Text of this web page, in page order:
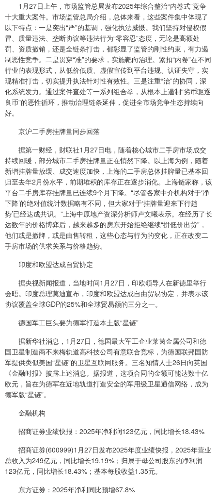
1月27日上午，市场监管总局发布2025年综合整治“内卷式”竞争
十大重大案件。市场监管总局介绍，总体来看，这些案件集中体现了
以下特点：一是突出“严”的基调，强化执法威慑。我们坚持对侵权假
冒、质量违法、垄断协议等违法行为“零容忍”态度，无论是高额处
罚、资质撤销，还是全链条打击，都彰显了监管的刚性约束，有力遏
制恶性竞争。二是贯穿“准”的要求，实施靶向治理。紧扣“内卷”在不同
行业的表现形式，从低价低质、虚假宣传到平台违规、认证失守，实
现精准打击，切实提升执法针对性有效性。三是注重“治”的协同，深
化系统发力。通过案件查处等一系列组合拳，从根本上遏制“劣币驱逐
良币”的恶性循环，推动治理链条延伸，促进全市场竞争生态持续向
好。
京沪二手房挂牌量同步回落
据第一财经，财联社1月27日电，随着核心城市二手房市场成交
持续回暖，部分城市二手房挂牌量正在悄然下降。以上海为例，随着
新增挂牌量放缓、成交速度加快，上海的二手房总体挂牌量已基本回
归至去年2月份水平，前期堆积的库存正在逐步消化。上海链家称，该
平台二手房库存挂牌量已连续9个月下降。“尽管各家中介机构对于‘净
下降’的绝对值统计数据略有不同，但大家对于‘挂牌量迎来下行趋
势’已经达成共识。”上海中原地产资深分析师卢文曦表示。在经历了长
达数年的价格博弈后，越来越多的房东开始拒绝继续“拼低价出货”，
他们或是撤牌，或是由售转租，这些心态与行为的变化，正在改变二
手房市场的供求关系与价格趋势。
印度和欧盟达成自贸协定
据央视新闻报道，当地时间1月27日，印欧领导人在新德里举行
会晤。印度总理莫迪宣布，印度和欧盟达成自由贸易协定，并表示该
协议覆盖全球GDP的25%和全球贸易额的三分之一。
德国军工巨头要为德军打造本土版“星链”
据新华社消息，1月27日，德国最大军工企业莱茵金属公司和德
国卫星制造商不来梅轨道高科技公司有意联合竞标，为德国联邦国防
军提供类似美国“星链”的卫星互联网服务。三名知情人士26日向英国
《金融时报》披露上述消息。据报道，这项合同的金额可能达数十亿
欧元，旨在为德军在近地轨道打造安全的军用级卫星通信网络，成为
德军版“星链”。
金融机构
招商证券业绩快报：2025年净利润123亿元，同比增长18.43%
招商证券(600999)1月27日发布2025年度业绩快报，2025年营业
总收入为249亿元，同比增长19.19%；归属于母公司股东的净利润
123亿元，同比增长18.43%；基本每股收益1.35元。
东方证券：2025年净利同比预增67.8%